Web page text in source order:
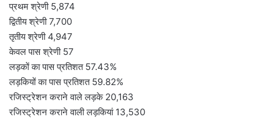
प्रथम श्रेणी 5,874
द्वितीय श्रेणी 7,700
तृतीय श्रेणी 4,947
केवल पास श्रेणी 57
लड़कों का पास प्रतिशत 57.43%
लड़कियों का पास प्रतिशत 59.82%
रजिस्ट्रेशन कराने वाले लड़के 20,163
रजिस्ट्रेशन कराने वाली लड़कियां 13,530